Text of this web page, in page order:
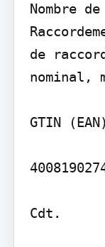
Nombre
de
nominal,
GTIN (EAN)
Cdt.